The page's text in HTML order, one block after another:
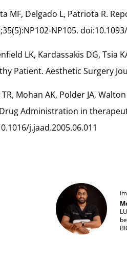
MF, Delgado L, Patriota R.
NP105.
LK, Kardassakis DG, Tsia
Patient. Aesthetic Surgery
TR, Mohan AK, Polder JA,
Administration in
j.jaad.2005.06.011